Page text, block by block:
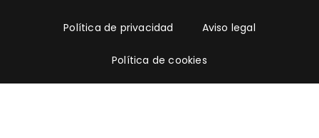
Política de privacidad Aviso legal
Política de cookies